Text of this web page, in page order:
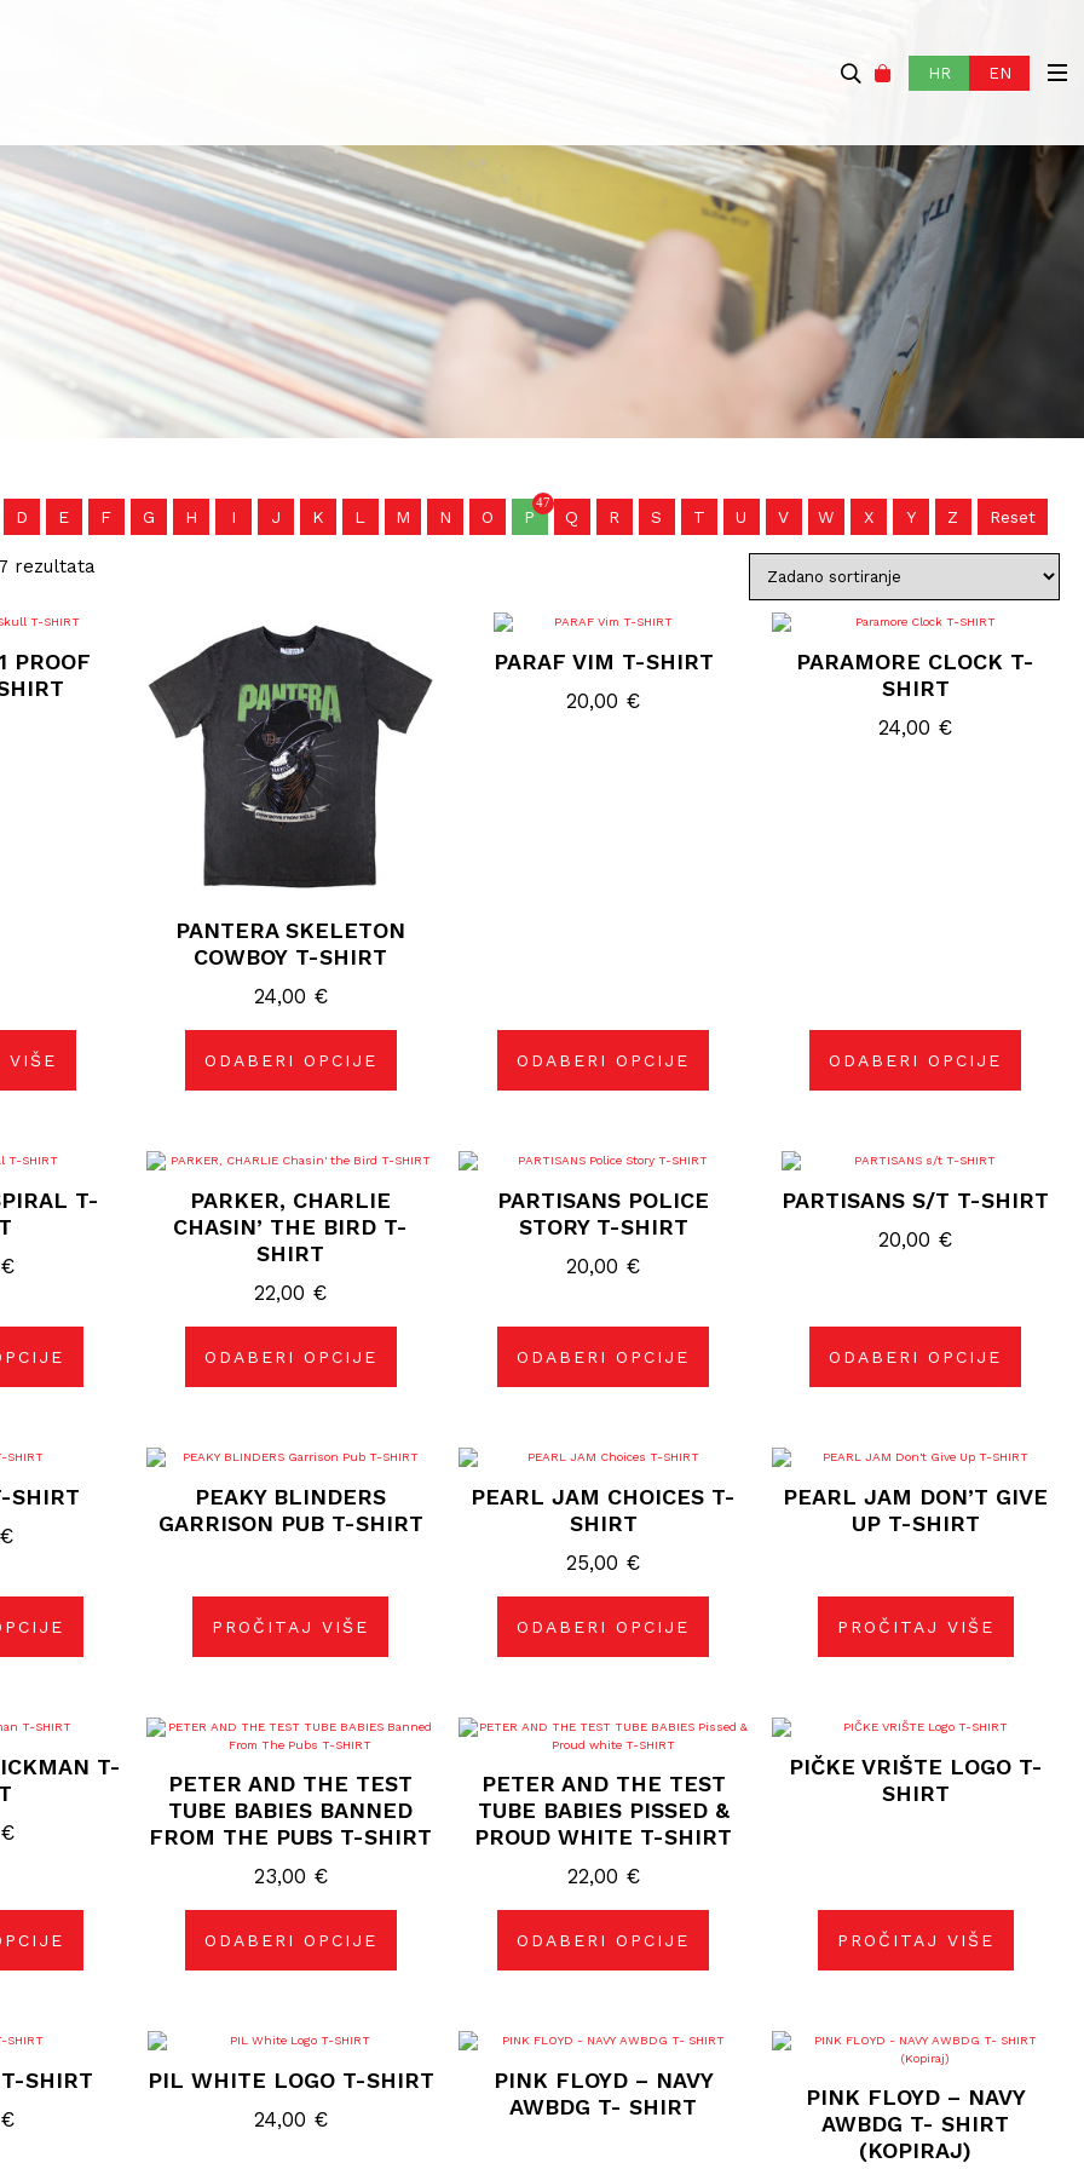
HR EN
D E F G H I J K L M N O P
47
Q R S T U V W X Y Z Reset
rezultata
PROOF
VIŠE
PANTERA SKELETON
COWBOY T-SHIRT
24,00 €
ODABERI OPCIJE
proizvod
ima
varijanti.
Opcije
se
mogu
odabrati
na
stranici
proizvoda
PARAF VIM T-SHIRT
20,00 €
ODABERI OPCIJE
Ovaj
ima
varijanti.
Opcije
PARAMORE CLOCK T-
SHIRT
24,00 €
ODABERI OPCIJE
Ovaj
ima
varijanti.
se
T-
€
PARKER, CHARLIE
CHASIN’ THE BIRD T-
SHIRT
22,00 €
ODABERI OPCIJE
Ovaj
ima
varijanti.
Opcije
mogu
odabrati
proizvoda
PARTISANS POLICE
STORY T-SHIRT
20,00 €
ODABERI OPCIJE
Ovaj
ima
varijanti.
se
proizvoda
PARTISANS S/T T-SHIRT
20,00 €
ODABERI OPCIJE
Ovaj
ima
više
varijanti.
Opcije
proizvoda
SHIRT
€
PEAKY BLINDERS
GARRISON PUB T-SHIRT
PROČITAJ VIŠE
PEARL JAM CHOICES T-
SHIRT
25,00 €
ODABERI OPCIJE
Ovaj
ima
varijanti.
se
odabrati
na
stranici
proizvoda
PEARL JAM DON’T GIVE
UP T-SHIRT
PROČITAJ VIŠE
T-
€
PETER AND THE TEST
TUBE BABIES BANNED
FROM THE PUBS T-SHIRT
23,00 €
ODABERI OPCIJE
Ovaj
proizvod
više
Opcije
se
odabrati
stranici
PETER AND THE TEST
TUBE BABIES PISSED &
PROUD WHITE T-SHIRT
22,00 €
ODABERI OPCIJE
Ovaj
proizvod
više
Opcije
se
odabrati
stranici
PIČKE VRIŠTE LOGO T-
SHIRT
PROČITAJ VIŠE
SHIRT
€
PIL WHITE LOGO T-SHIRT
24,00 €
Ovaj
ima
varijanti.
Opcije
PINK FLOYD – NAVY
AWBDG T- SHIRT
PINK FLOYD – NAVY
AWBDG T- SHIRT
(KOPIRAJ)
Ovaj
proizvod
više
Opcije
se